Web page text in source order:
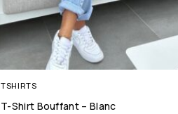
TSHIRTS
T-Shirt Bouffant – Blanc